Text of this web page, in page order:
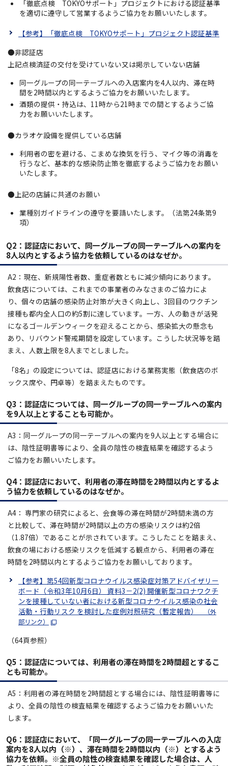
「徹底点検 TOKYOサポート」プロジェクトにおける認証基準
を適切に遵守して営業するようご協力をお願いいたします。
【参考】「徹底点検 TOKYOサポート」プロジェクト認証基準
●非認証店
上記点検済証の交付を受けていない又は掲示していない店舗
同一グループの同一テーブルへの入店案内を4人以内、滞在時
間を2時間以内とするようご協力をお願いいたします。
酒類の提供・持込は、11時から21時までの間とするようご協
力をお願いいたします。
●カラオケ設備を提供している店舗
利⽤者の密を避ける、こまめな換気を行う、マイク等の消毒を
行うなど、基本的な感染防止策を徹底するようご協力をお願い
いたします。
●上記の店舗に共通のお願い
業種別ガイドラインの遵守を要請いたします。（法第24条第9
項）
Q2：認証店において、同一グループの同一テーブルへの案内を
8人以内とするよう協力を依頼しているのはなぜか。
A2：現在、新規陽性者数、重症者数ともに減少傾向にあります。
飲食店については、これまでの事業者のみなさまのご協力によ
り、個々の店舗の感染防止対策が大きく向上し、3回目のワクチン
接種も都内全人口の約5割に達しています。一方、人の動きが活発
になるゴールデンウィークを迎えることから、感染拡大の懸念も
あり、リバウンド警戒期間を設定しています。こうした状況等を踏
まえ、人数上限を8人までとしました。
「8名」の設定については、認証店における業務実態（飲食店のボ
ックス席や、円卓等）を踏まえたものです。
Q3：認証店については、同一グループの同一テーブルへの案内
を9人以上とすることも可能か。
A3：同一グループの同一テーブルへの案内を9人以上とする場合に
は、陰性証明書等により、全員の陰性の検査結果を確認するよう
ご協力をお願いいたします。
Q4：認証店において、利用者の滞在時間を2時間以内とするよ
う協力を依頼しているのはなぜか。
A4： 専門家の研究によると、会食等の滞在時間が2時間未満の方
と比較して、滞在時間が2時間以上の方の感染リスクは約2倍
（1.87倍）であることが示されています。こうしたことを踏まえ、
飲食の場における感染リスクを低減する観点から、利用者の滞在
時間を2時間以内とするようご協力をお願いしております。
【参考】第54回新型コロナウイルス感染症対策アドバイザリー
ボード（令和3年10月6日） 資料3－2(2) 開催新型コロナワクチ
ンを接種していない者における新型コロナウイルス感染の社会
活動・行動リスク を検討した症例対照研究（暫定報告）
（外
部リンク）
（64頁参照）
Q5：認証店については、利用者の滞在時間を2時間超とするこ
とも可能か。
A5：利用者の滞在時間を2時間超とする場合には、陰性証明書等に
より、全員の陰性の検査結果を確認するようご協力をお願いいた
します。
Q6： 認証店において、「同一グループの同一テーブルへの入店
案内を8人以内（※）、滞在時間を2時間以内（※）とするよう
協力を依頼。※全員の陰性の検査結果を確認した場合は、人